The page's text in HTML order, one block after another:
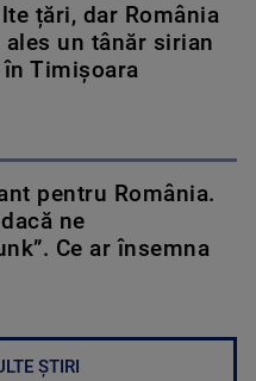
țări, dar România
ales un tânăr sirian
Timișoara
pentru România.
ne
Ce ar însemna
ȘTIRI